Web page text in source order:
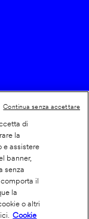
di
la
e assistere
banner,
senza
il
la
o altri
Cookie
Continua senza accettare